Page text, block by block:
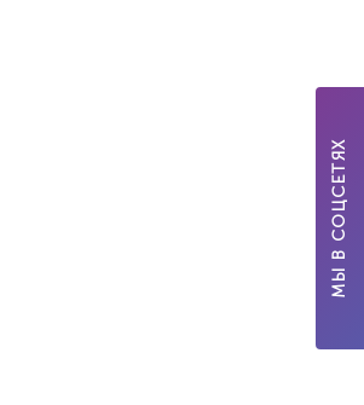
МЫ В СОЦСЕТЯХ